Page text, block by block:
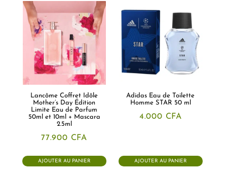
Lancôme Coffret Idôle
Mother’s Day Édition
Limite Eau de Parfum
50ml et 10ml + Mascara
2.5ml
77.900 CFA
AJOUTER AU PANIER
Adidas Eau de Toilette
Homme STAR 50 ml
4.000 CFA
AJOUTER AU PANIER